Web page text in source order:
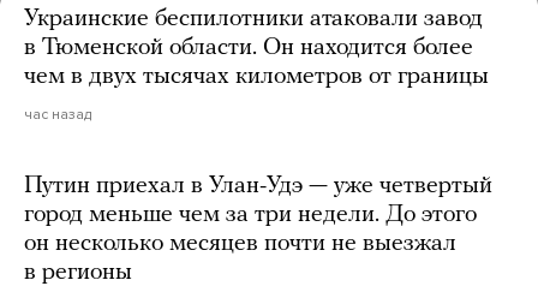
Украинские беспилотники атаковали завод
в Тюменской области. Он находится более
чем в двух тысячах километров от границы
час назад
Путин приехал в Улан-Удэ — уже четвертый
город меньше чем за три недели. До этого
он несколько месяцев почти не выезжал
в регионы